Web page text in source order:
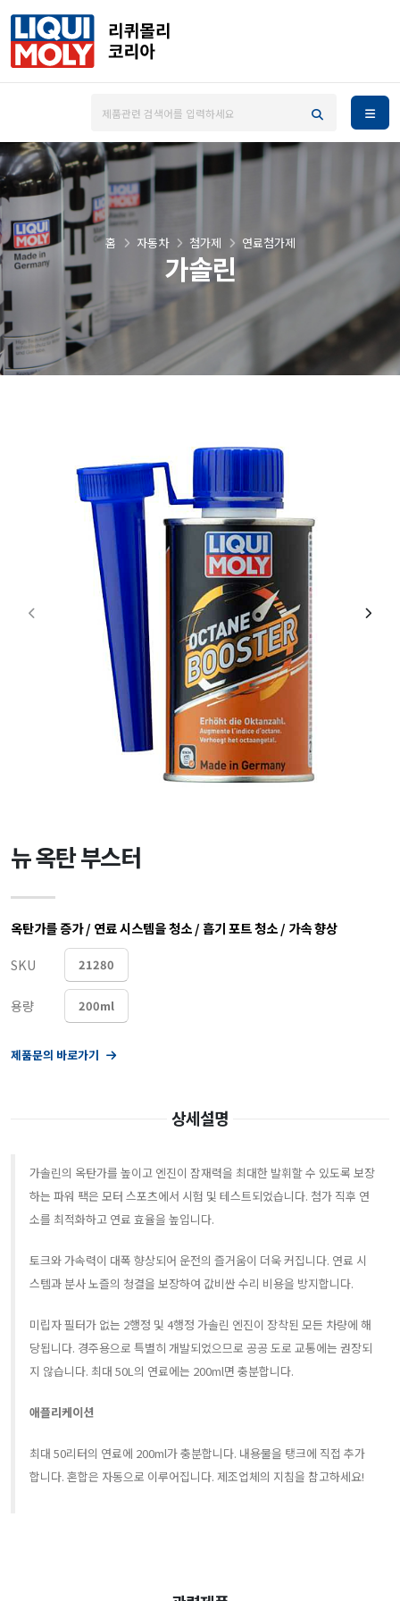
가솔린
홈 자동차 첨가제 연료첨가제
뉴 옥탄 부스터
옥탄가를 증가 / 연료 시스템을 청소 / 흡기 포트 청소 / 가속 향상
SKU
21280
용량 200ml
제품문의 바로가기
상세설명
가솔린의 옥탄가를 높이고 엔진이 잠재력을 최대한 발휘할 수 있도록 보장
하는 파워 팩은 모터 스포츠에서 시험 및 테스트되었습니다. 첨가 직후 연
소를 최적화하고 연료 효율을 높입니다.
토크와 가속력이 대폭 향상되어 운전의 즐거움이 더욱 커집니다. 연료 시
스템과 분사 노즐의 청결을 보장하여 값비싼 수리 비용을 방지합니다.
미립자 필터가 없는 2행정 및 4행정 가솔린 엔진이 장착된 모든 차량에 해
당됩니다. 경주용으로 특별히 개발되었으므로 공공 도로 교통에는 권장되
지 않습니다. 최대 50L의 연료에는 200ml면 충분합니다.
애플리케이션
최대 50리터의 연료에 200ml가 충분합니다. 내용물을 탱크에 직접 추가
합니다. 혼합은 자동으로 이루어집니다. 제조업체의 지침을 참고하세요!